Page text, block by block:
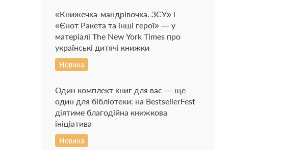
«Книжечка-мандрівочка. ЗСУ» і
«Єнот Ракета та інші герої» — у
матеріалі The New York Times про
українські дитячі книжки
Новина
Один комплект книг для вас — ще
один для бібліотеки: на BestsellerFest
діятиме благодійна книжкова
ініціатива
Новина